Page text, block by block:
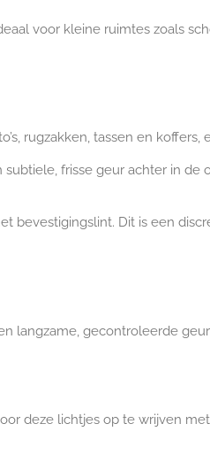
voor kleine ruimtes zoals
rugzakken, tassen en koffers,
frisse geur achter in de
bevestigingslint. Dit is een
langzame, gecontroleerde
deze lichtjes op te wrijven